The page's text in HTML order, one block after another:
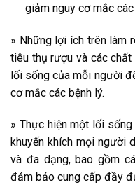
giảm nguy cơ mắc
» Những lợi ích trên làm
tiêu thụ rượu và các
lối sống của mỗi người
cơ mắc các bệnh lý.
» Thực hiện một lối
khuyến khích mọi người
và đa dạng, bao gồm
đảm bảo cung cấp đầy